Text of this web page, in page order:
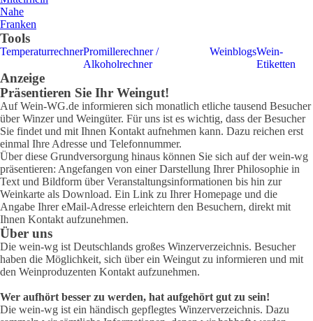
Nahe
Franken
Tools
TemperaturrechnerPromillerechner /
Alkoholrechner
WeinblogsWein-
Etiketten
Anzeige
Präsentieren Sie Ihr Weingut!
Auf Wein-WG.de informieren sich monatlich etliche tausend Besucher
über Winzer und Weingüter. Für uns ist es wichtig, dass der Besucher
Sie findet und mit Ihnen Kontakt aufnehmen kann. Dazu reichen erst
einmal Ihre Adresse und Telefonnummer.
Über diese Grundversorgung hinaus können Sie sich auf der wein-wg
präsentieren: Angefangen von einer Darstellung Ihrer Philosophie in
Text und Bildform über Veranstaltungsinformationen bis hin zur
Weinkarte als Download. Ein Link zu Ihrer Homepage und die
Angabe Ihrer eMail-Adresse erleichtern den Besuchern, direkt mit
Ihnen Kontakt aufzunehmen.
Über uns
Die wein-wg ist Deutschlands großes Winzerverzeichnis. Besucher
haben die Möglichkeit, sich über ein Weingut zu informieren und mit
den Weinproduzenten Kontakt aufzunehmen.
Wer aufhört besser zu werden, hat aufgehört gut zu sein!
Die wein-wg ist ein händisch gepflegtes Winzerverzeichnis. Dazu